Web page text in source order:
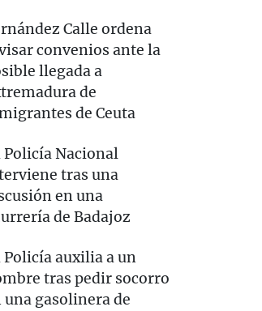
Calle ordena
convenios ante la
llegada a
de
de Ceuta
Policía Nacional
tras una
en una
de Badajoz
Policía auxilia a un
tras pedir socorro
una gasolinera de